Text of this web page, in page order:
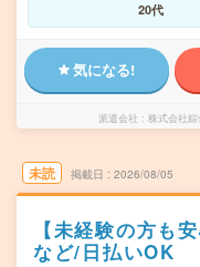
20代
気になる!
派遣会社 株式会社
未読 掲載日 2026/08/05
【未経験の方も
など/日払いOK